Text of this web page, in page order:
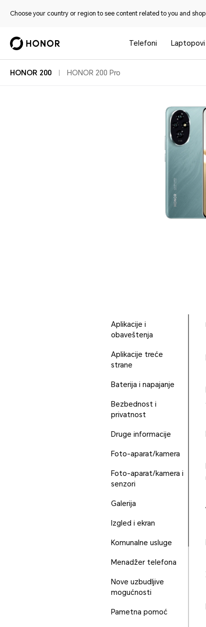
Choose your country or region to see content related to you and
Telefoni Laptopovi
HONOR 200 HONOR 200 Pro
Aplikacije i
obaveštenja
Aplikacije treće
strane
Baterija i napajanje
Bezbednost i
privatnost
Druge informacije
Foto-aparat/kamera
Foto-aparat/kamera i
senzori
Galerija
Izgled i ekran
Komunalne usluge
Menadžer telefona
Nove uzbudljive
mogućnosti
Pametna pomoć